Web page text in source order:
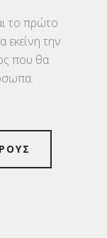
το πρώτο
εκείνη την
που θα